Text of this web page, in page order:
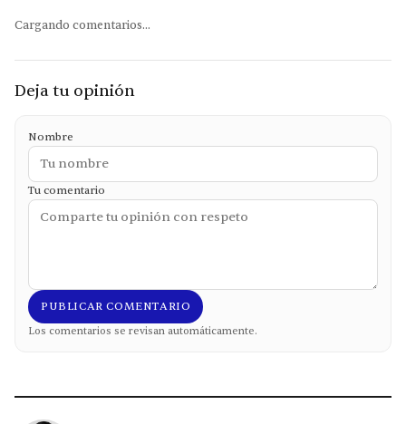
Cargando comentarios...
Deja tu opinión
Nombre
Tu comentario
PUBLICAR COMENTARIO
Los comentarios se revisan automáticamente.